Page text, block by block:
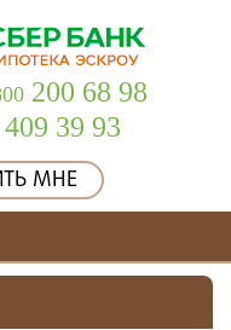
200 68 98
409 39 93
МНЕ